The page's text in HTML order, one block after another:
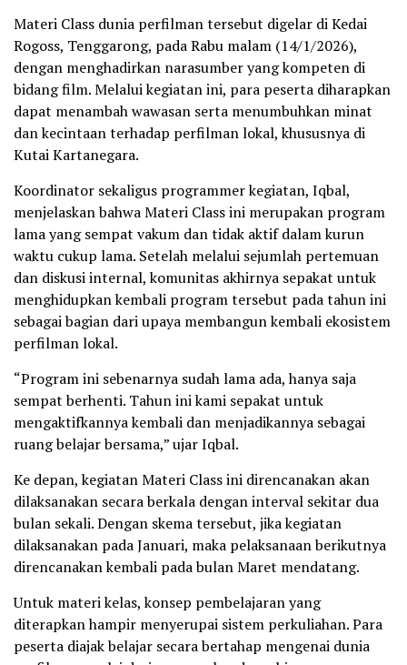
Materi Class dunia perfilman tersebut digelar di Kedai
Rogoss, Tenggarong, pada Rabu malam (14/1/2026),
dengan menghadirkan narasumber yang kompeten di
bidang film. Melalui kegiatan ini, para peserta diharapkan
dapat menambah wawasan serta menumbuhkan minat
dan kecintaan terhadap perfilman lokal, khususnya di
Kutai Kartanegara.
Koordinator sekaligus programmer kegiatan, Iqbal,
menjelaskan bahwa Materi Class ini merupakan program
lama yang sempat vakum dan tidak aktif dalam kurun
waktu cukup lama. Setelah melalui sejumlah pertemuan
dan diskusi internal, komunitas akhirnya sepakat untuk
menghidupkan kembali program tersebut pada tahun ini
sebagai bagian dari upaya membangun kembali ekosistem
perfilman lokal.
“Program ini sebenarnya sudah lama ada, hanya saja
sempat berhenti. Tahun ini kami sepakat untuk
mengaktifkannya kembali dan menjadikannya sebagai
ruang belajar bersama,” ujar Iqbal.
Ke depan, kegiatan Materi Class ini direncanakan akan
dilaksanakan secara berkala dengan interval sekitar dua
bulan sekali. Dengan skema tersebut, jika kegiatan
dilaksanakan pada Januari, maka pelaksanaan berikutnya
direncanakan kembali pada bulan Maret mendatang.
Untuk materi kelas, konsep pembelajaran yang
diterapkan hampir menyerupai sistem perkuliahan. Para
peserta diajak belajar secara bertahap mengenai dunia